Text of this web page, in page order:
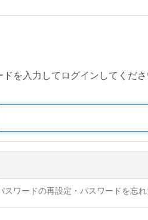
を入力してログインしてくださ
スワードの再設定・パスワードを忘